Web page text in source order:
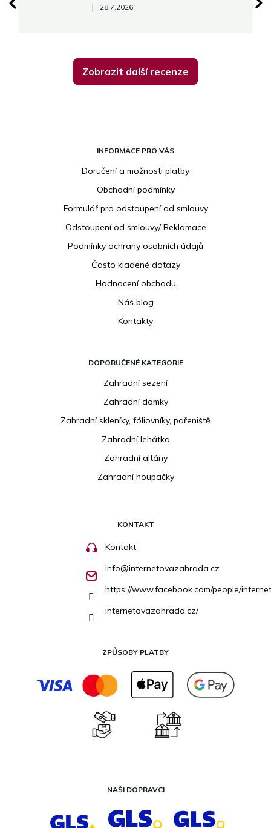
Hodnocení obchodu je 5 z 5 hvězdiček.
| 28.7.2026
Zobrazit další recenze
INFORMACE PRO VÁS
Doručení a možnosti platby
Obchodní podmínky
Formulář pro odstoupení od smlouvy
Odstoupení od smlouvy/ Reklamace
Podmínky ochrany osobních údajů
Často kladené dotazy
Hodnocení obchodu
Náš blog
Kontakty
DOPORUČENÉ KATEGORIE
Zahradní sezení
Zahradní domky
Zahradní skleníky, fóliovníky, pařeniště
Zahradní lehátka
Zahradní altány
Zahradní houpačky
KONTAKT
Kontakt
info@internetovazahrada.cz
https://www.facebook.com/people/
internetovazahrada.cz/
ZPŮSOBY PLATBY
NAŠI DOPRAVCI